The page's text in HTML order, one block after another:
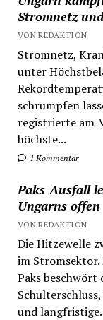
Stromnetz
VON REDAKTION
Stromnetz,
unter
schrumpfen
registrierte am
höchste...
1 Kommentar
Paks-Ausfall
Ungarns offen
VON REDAKTION
Die Hitzewelle
im Stromsektor.
Paks beschwört
und